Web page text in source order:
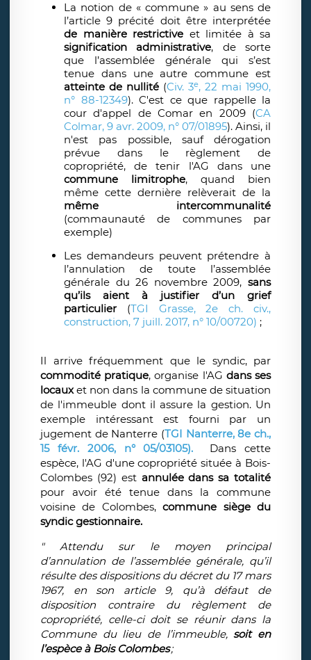
La notion de « commune » au sens de
l’article 9 précité doit être interprétée
de manière restrictive et limitée à sa
signification administrative, de sorte
que l’assemblée générale qui s’est
tenue dans une autre commune est
atteinte de nullité (Civ. 3e, 22 mai 1990,
n° 88-12349). C'est ce que rappelle la
cour d'appel de Comar en 2009 (CA
Colmar, 9 avr. 2009, n° 07/01895). Ainsi, il
n'est pas possible, sauf dérogation
prévue dans le règlement de
copropriété, de tenir l'AG dans une
commune limitrophe, quand bien
même cette dernière relèverait de la
même intercommunalité
(commaunauté de communes par
exemple)
Les demandeurs peuvent prétendre à
l’annulation de toute l’assemblée
générale du 26 novembre 2009, sans
qu’ils aient à justifier d’un grief
particulier (TGI Grasse, 2e ch. civ.,
construction, 7 juill. 2017, n° 10/00720) ;
Il arrive fréquemment que le syndic, par
commodité pratique, organise l'AG dans ses
locauxet non dans la commune de situation
de l'immeuble dont il assure la gestion. Un
exemple intéressant est fourni par un
jugement de Nanterre (TGI Nanterre, 8e ch.,
15 févr. 2006, n° 05/03105). Dans cette
espèce, l'AG d'une copropriété située à Bois-
Colombes (92) est annulée dans sa totalité
pour avoir été tenue dans la commune
voisine de Colombes,commune siège du
syndic gestionnaire.
" Attendu sur le moyen principal
d’annulation de l’assemblée générale, qu’il
résulte des dispositions du décret du 17 mars
1967, en son article 9, qu’à défaut de
disposition contraire du règlement de
copropriété, celle-ci doit se réunir dans la
Commune du lieu de l’immeuble,soit en
l’espèce à Bois Colombes;